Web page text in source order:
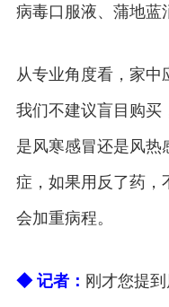
病毒口服液、蒲地蓝
从专业角度看，家中
我们不建议盲目购买
是风寒感冒还是风热
症，如果用反了药，
会加重病程。
◆ 记者： 刚才您提